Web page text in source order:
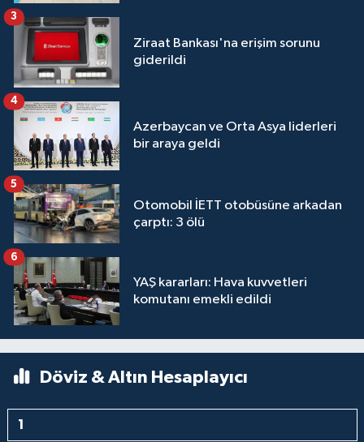
Ziraat Bankası'na erişim sorunu
giderildi
3
Azerbaycan ve Orta Asya liderleri
bir araya geldi
4
Otomobil İETT otobüsüne arkadan
çarptı: 3 ölü
5
YAŞ kararları: Hava kuvvetleri
komutanı emekli edildi
6
Döviz & Altın Hesaplayıcı